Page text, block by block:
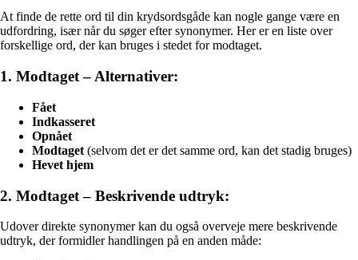
At finde de rette ord til din krydsordsgåde kan nogle gange være en
udfordring, især når du søger efter synonymer. Her er en liste over
forskellige ord, der kan bruges i stedet for modtaget.
1. Modtaget – Alternativer:
Fået
Indkasseret
Opnået
Modtaget (selvom det er det samme ord, kan det stadig bruges)
Hevet hjem
2. Modtaget – Beskrivende udtryk:
Udover direkte synonymer kan du også overveje mere beskrivende
udtryk, der formidler handlingen på en anden måde: